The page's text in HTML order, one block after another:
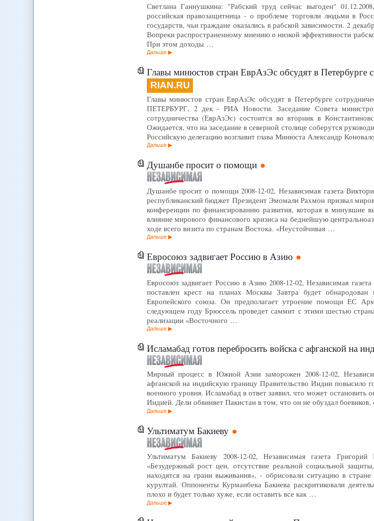
Светлана Ганнушкина: "Рабский труд сейчас выгоден"
российская правозащитница - о проблеме торговли людьми в
государств, чьи граждане оказались в рабской зависимости. 2
Вопреки распространенному мнению о низкой эффективности
При этом доходы …
Дальше
Главы минюстов стран ЕврАзЭс обсудят в Петербурге
RIAN.RU
Главы минюстов стран ЕврАзЭс обсудят в Петербурге
ПЕТЕРБУРГ, 2 дек - РИА Новости. Заседание Совета министров
сотрудничества (ЕврАзЭс) состоится во вторник в
Ожидается, что на заседание в северной столице соберутся
Российскую делегацию возглавит глава Минюста Александр
Дальше
Душанбе просит о помощи
Душанбе просит о помощи 2008-12-02, Независимая газета
республиканский бюджет Президент Эмомали Рахмон призвал
конференции по финансированию развития, которая в минувшие
влияние мирового финансового кризиса на беднейшую
ходе всего визита по странам Востока. «Неустойчивая …
Дальше
Евросоюз задвигает Россию в Азию
Евросоюз задвигает Россию в Азию 2008-12-02, Независимая
поставлен крест на планах Москвы Завтра будет
Европейского союза. Он предполагает утроение помощи ЕС
следующем году Брюссель проведет саммит с этими шестью
реализации «Восточного …
Дальше
Исламабад готов перебросить войска с афганской на
Мирный процесс в Южной Азии заморожен 2008-12-02,
афганской на индийскую границу Правительство Индии повысило
военного уровня. Исламабад в ответ заявил, что может остановить
Индией. Дели обвиняет Пакистан в том, что он не обуздал
Дальше
Ультиматум Бакиеву
Ультиматум Бакиеву 2008-12-02, Независимая газета
«Безудержный рост цен, отсутствие реальной социальной
находятся на грани выживания», - обрисовали ситуацию в
курултай. Оппоненты Курманбека Бакиева раскритиковали
плохо и будет только хуже, если оставить все как …
Дальше